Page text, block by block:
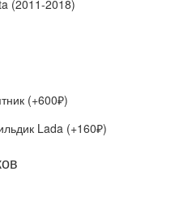
(+600₽)
Lada (+160₽)